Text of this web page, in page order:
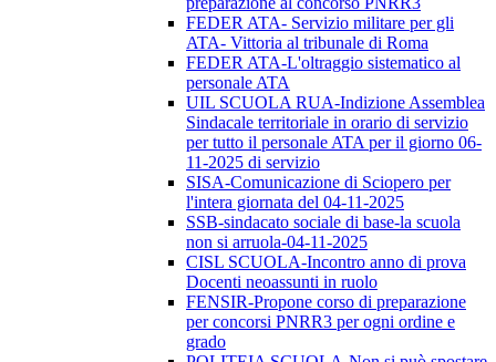
FEDER ATA- Servizio militare per gli
ATA- Vittoria al tribunale di Roma
FEDER ATA-L'oltraggio sistematico al
personale ATA
UIL SCUOLA RUA-Indizione Assemblea
Sindacale territoriale in orario di servizio
per tutto il personale ATA per il giorno 06-
11-2025 di servizio
SISA-Comunicazione di Sciopero per
l'intera giornata del 04-11-2025
SSB-sindacato sociale di base-la scuola
non si arruola-04-11-2025
CISL SCUOLA-Incontro anno di prova
Docenti neoassunti in ruolo
FENSIR-Propone corso di preparazione
per concorsi PNRR3 per ogni ordine e
grado